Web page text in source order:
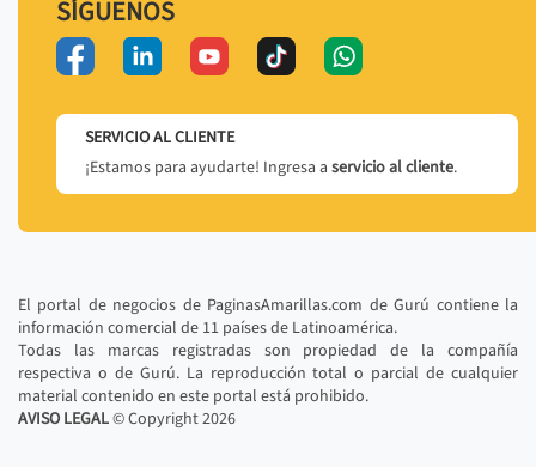
SÍGUENOS
SERVICIO AL CLIENTE
¡Estamos para ayudarte! Ingresa a servicio al cliente.
El portal de negocios de PaginasAmarillas.com de Gurú contiene la
información comercial de 11 países de Latinoamérica.
Todas las marcas registradas son propiedad de la compañía
respectiva o de Gurú. La reproducción total o parcial de cualquier
material contenido en este portal está prohibido.
AVISO LEGAL© Copyright2026